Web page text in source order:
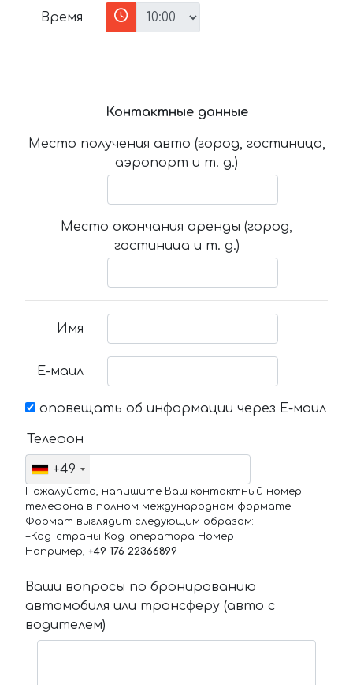
Время
Контактные данные
Место получения авто (город, гостиница,
аэропорт и т. д.)
Место окончания аренды (город,
гостиница и т. д.)
Имя
Е-маил
оповещать об информации через Е-маил
Телефон
+49
Пожалуйста, напишите Ваш контактный номер
телефона в полном международном формате.
Формат выглядит следующим образом:
+Код_страны Код_оператора Номер
Например, +49 176 22366899
Ваши вопросы по бронированию
автомобиля или трансферу (авто с
водителем)